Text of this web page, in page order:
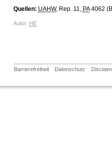
Quellen: UAHW, Rep. 11, PA4062
Autor: HE
Barrierefreiheit Datenschutz